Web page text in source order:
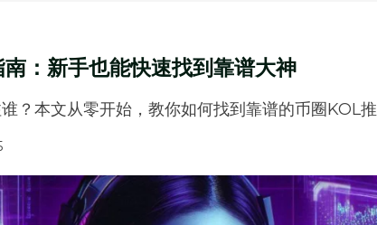
：新手也能快速找到靠谱大神
？本文从零开始，教你如何找到靠谱的币圈KOL